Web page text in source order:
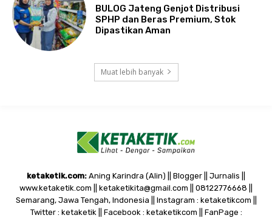
BULOG Jateng Genjot Distribusi
SPHP dan Beras Premium, Stok
Dipastikan Aman
Muat lebih banyak
ketaketik.com: Aning Karindra (Alin) || Blogger || Jurnalis ||
www.ketaketik.com || ketaketikita@gmail.com || 08122776668 ||
Semarang, Jawa Tengah, Indonesia || Instagram : ketaketikcom ||
Twitter : ketaketik || Facebook : ketaketikcom || FanPage :